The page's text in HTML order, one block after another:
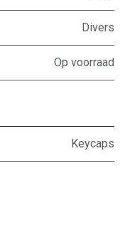
Divers
Op voorraad
Keycaps